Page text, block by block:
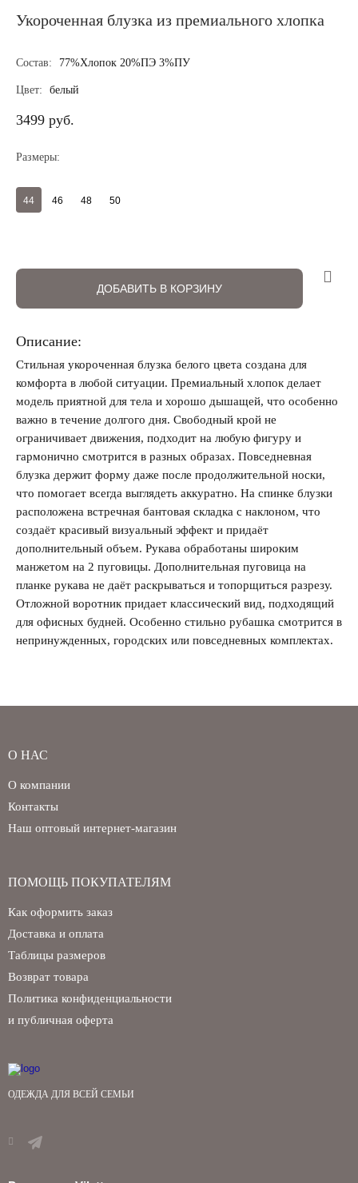
Забыли свой пароль?
Укороченная блузка из премиального хлопка
Состав: 77%Хлопок 20%ПЭ 3%ПУ
Цвет: белый
3499 руб.
Размеры:
44 46 48 50
ДОБАВИТЬ В КОРЗИНУ
Описание:
Стильная укороченная блузка белого цвета создана для
комфорта в любой ситуации. Премиальный хлопок делает
модель приятной для тела и хорошо дышащей, что особенно
важно в течение долгого дня. Свободный крой не
ограничивает движения, подходит на любую фигуру и
гармонично смотрится в разных образах. Повседневная
блузка держит форму даже после продолжительной носки,
что помогает всегда выглядеть аккуратно. На спинке блузки
расположена встречная бантовая складка с наклоном, что
создаёт красивый визуальный эффект и придаёт
дополнительный объем. Рукава обработаны широким
манжетом на 2 пуговицы. Дополнительная пуговица на
планке рукава не даёт раскрываться и топорщиться разрезу.
Отложной воротник придает классический вид, подходящий
для офисных будней. Особенно стильно рубашка смотрится в
непринужденных, городских или повседневных комплектах.
ОДЕЖДА ДЛЯ ВСЕЙ СЕМЬИ
О НАС
О компании
Контакты
Наш оптовый интернет-магазин
ПОМОЩЬ ПОКУПАТЕЛЯМ
Как оформить заказ
Доставка и оплата
Таблицы размеров
Возврат товара
Политика конфиденциальности
и публичная оферта